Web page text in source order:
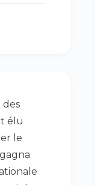
des
élu
le